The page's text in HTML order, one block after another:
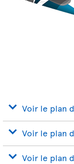
Voir le plan
Voir le plan
Voir le plan